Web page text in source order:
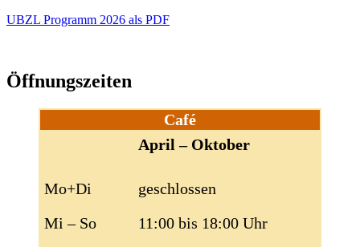
UBZL Programm 2026 als PDF
Öffnungszeiten
Café
April – Oktober
Mo+Di
Mi – So
geschlossen
11:00 bis 18:00 Uhr